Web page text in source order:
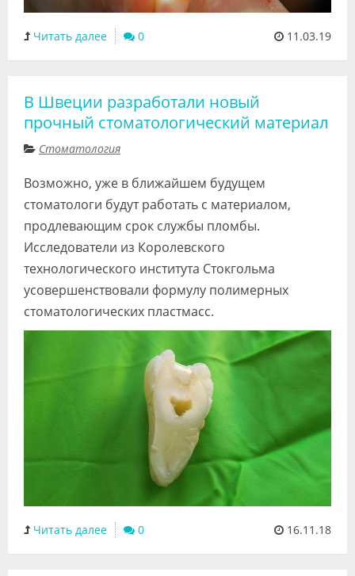
Читать далее 0 11.03.19
В Швеции разработали новый
прочный стоматологический материал
Стоматология
Возможно, уже в ближайшем будущем
стоматологи будут работать с материалом,
продлевающим срок службы пломбы.
Исследователи из Королевского
технологического института Стокгольма
усовершенствовали формулу полимерных
стоматологических пластмасс.
Читать далее 0 16.11.18